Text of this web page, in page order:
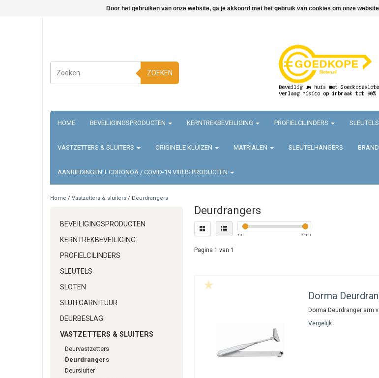
ZOEKEN
HOME BEVEILIGINGSPRODUCTEN KERNTREKBEVEILIGING PROFIELCILINDERS SLEUTELS
VASTZETTERS & SLUITERS ORIGINELE KLUIZEN MATRIALEN SLEUTELHANGERS
AANBIEDINGEN + CORONOA / COVID-19 VIRUS PRODUCTEN
Home / Vastzetters & sluiters / Deurdrangers
BEVEILIGINGSPRODUCTEN
KERNTREKBEVEILIGING
PROFIELCILINDERS
SLEUTELS
SLOTEN
SLUITGARNITUUR
DEURBESLAG
VASTZETTERS & SLUITERS
Deurvastzetters
Deurdrangers
Deursluiter
Deurdrangers
€0 € 200
Pagina 1 van 1
Dorma
Dorma Deurdranger arm
Vergelijk
Door het gebruiken van onze website, ga je akkoord met het gebruik van cookies om onze